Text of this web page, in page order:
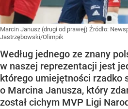
Marcin Janusz (drugi od prawej) Źródło:
Jastrzębowski/Olimpik
Według jednego ze znany
w naszej reprezentacji jest
którego umiejętności rzadko
o Marcina Janusza, który
został cichym MVP Ligi